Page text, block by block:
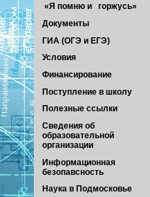
«Я помню и горжусь»
Документы
ГИА (ОГЭ и ЕГЭ)
Условия
Финансирование
Поступление в школу
Полезные ссылки
Сведения об
образовательной
организации
Информационная
безопавсность
Наука в Подмосковье